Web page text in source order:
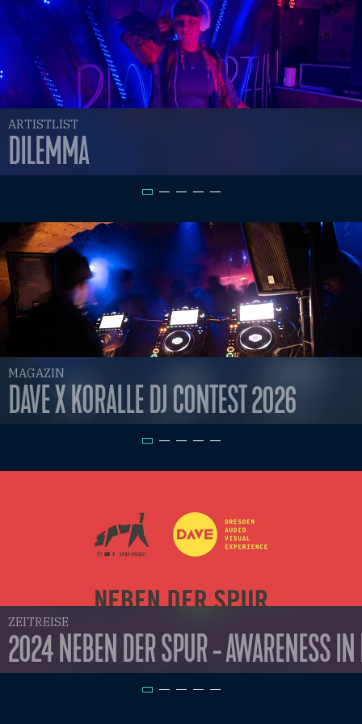
ARTISTLIST
DILEMMA
MAGAZIN
DAVE X KORALLE DJ CONTEST 2026
ZEITREISE
2024 NEBEN DER SPUR - AWARENESS IN